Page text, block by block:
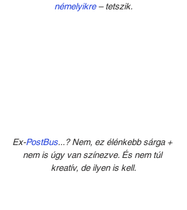
némelyikre – tetszik.
Ex-PostBus...? Nem, ez élénkebb sárga +
nem is úgy van színezve. És nem túl
kreatív, de ilyen is kell.